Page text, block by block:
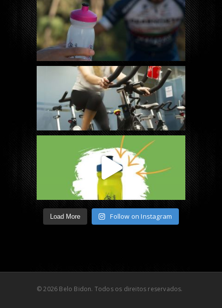
Load More Follow on Instagram
© 2026 Belo Bidon. Todos os direitos reservados.